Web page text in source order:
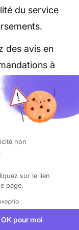
du service
des avis en
à
la
assureurs
de confiance
avec une
milliers
qui offre le
non
sur le lien
page.
OK pour moi